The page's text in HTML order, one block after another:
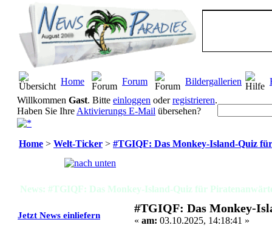
Home Forum Bildergallerien
Willkommen Gast. Bitte einloggen oderregistrieren.
Haben Sie Ihre Aktivierungs E-Mail übersehen?
Home > Welt-Ticker > #TGIQF: Das Monkey-Island-Quiz
News: #TGIQF: Das Monkey-Island-Quiz für
Jetzt News einliefern
#TGIQF: Das Monkey-
« am: 03.10.2025, 14:18:41 »